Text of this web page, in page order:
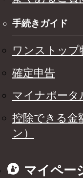
手続きガイド
ワンストップ
確定申告
マイナポータ
控除できる金
ン）
マイペー